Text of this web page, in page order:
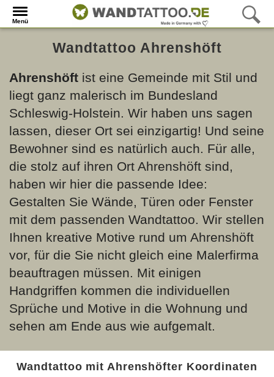
Menü
Wandtattoo Ahrenshöft
Ahrenshöft ist eine Gemeinde mit Stil und
liegt ganz malerisch im Bundesland
Schleswig-Holstein. Wir haben uns sagen
lassen, dieser Ort sei einzigartig! Und seine
Bewohner sind es natürlich auch. Für alle,
die stolz auf ihren Ort Ahrenshöft sind,
haben wir hier die passende Idee:
Gestalten Sie Wände, Türen oder Fenster
mit dem passenden Wandtattoo. Wir stellen
Ihnen kreative Motive rund um Ahrenshöft
vor, für die Sie nicht gleich eine Malerfirma
beauftragen müssen. Mit einigen
Handgriffen kommen die individuellen
Sprüche und Motive in die Wohnung und
sehen am Ende aus wie aufgemalt.
Wandtattoo mit Ahrenshöfter Koordinaten